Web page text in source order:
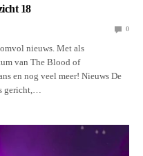
18
0
nieuws. Met als
van The Blood of
en nog veel meer! Nieuws De
gericht,…